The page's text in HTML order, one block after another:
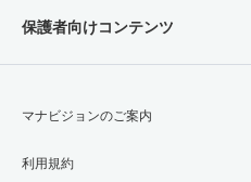
保護者向けコンテンツ
マナビジョンのご案内
利用規約